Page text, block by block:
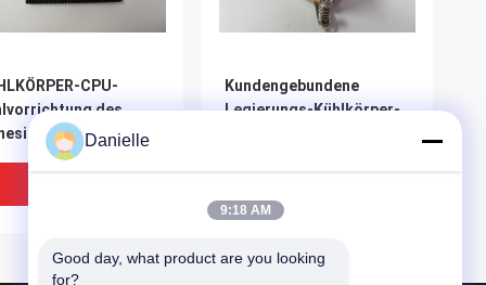
CPU-
des
Lieferanten
Kundengebundene
Legierungs-Kühlkörper-
Danielle
9:18 AM
Good day, what product are you looking
for?